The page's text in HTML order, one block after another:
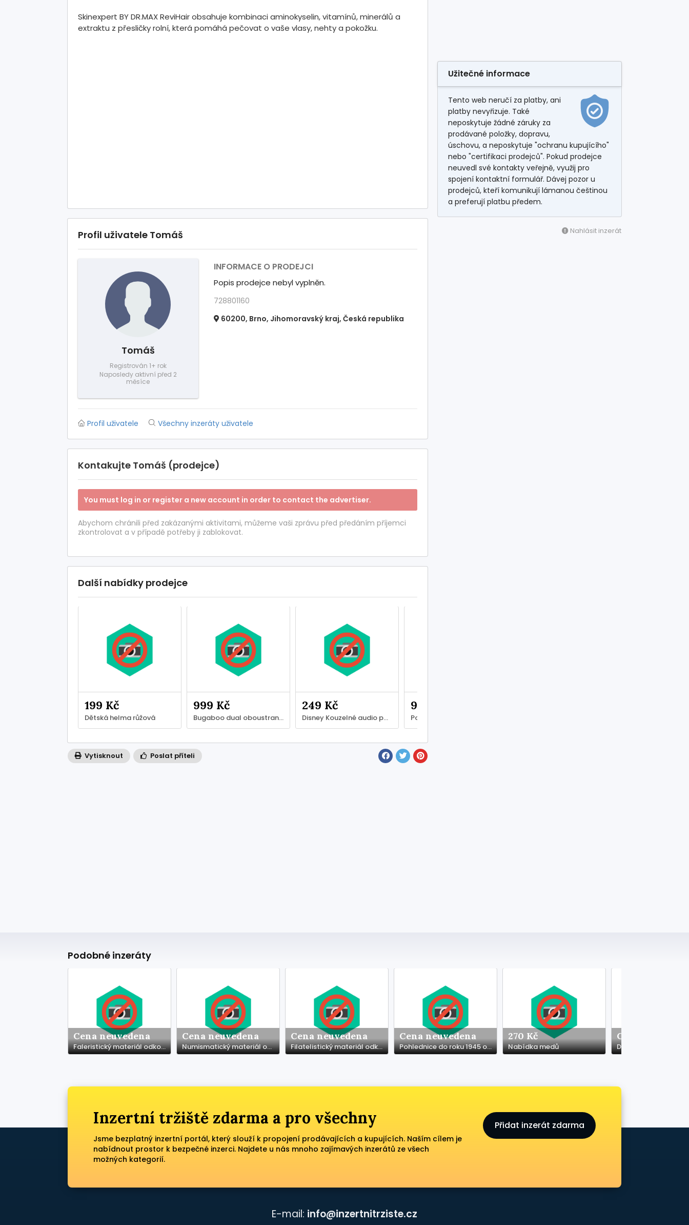
Skinexpert BY DR.MAX ReviHair obsahuje kombinaci aminokyselin, vitamínů, minerálů a
extraktu z přesličky rolní, která pomáhá pečovat o vaše vlasy, nehty a pokožku.
Profil uživatele Tomáš
Tomáš
Registrován 1+ rok
Naposledy aktivní před 2
měsíce
INFORMACE O PRODEJCI
Popis prodejce nebyl vyplněn.
728801160
60200, Brno, Jihomoravský kraj, Česká republika
Profil uživatele Všechny inzeráty uživatele
Kontakujte Tomáš (prodejce)
You must log in or register a new account in order to contact the advertiser.
Abychom chránili před zakázanými aktivitami, můžeme vaši zprávu před předáním příjemci
zkontrolovat a v případě potřeby ji zablokovat.
Další nabídky prodejce
199 Kč
Dětská helma růžová
999 Kč
Bugaboo dual oboustranná vložka do kočárku Morning pink
249 Kč
Disney Kouzelné audio pohádky - repráček + figurka + SDkarta
999 Kč
Potřebujete nový web?
Vytisknout Poslat příteli
Užitečné informace
Tento web neručí za platby, ani
platby nevyřizuje. Také
neposkytuje žádné záruky za
prodávané položky, dopravu,
úschovu, a neposkytuje "ochranu kupujícího"
nebo "certifikaci prodejců". Pokud prodejce
neuvedl své kontakty veřejně, využij pro
spojení kontaktní formulář. Dávej pozor u
prodejců, kteří komunikují lámanou češtinou
a preferují platbu předem.
Nahlásit inzerát
Podobné inzeráty
Cena neuvedena
Faleristický materiál odkoupím hotově za katalogové ceny
Cena neuvedena
Numismatický materiál odkoupím hotově za katalogové ceny
Cena neuvedena
Filatelistický materiál odkoupím hotově za katalogové ceny
Cena neuvedena
Pohlednice do roku 1945 odkoupím hotově
270 Kč
Nabídka medů
Cena
Inzertní tržiště zdarma a pro všechny
Jsme bezplatný inzertní portál, který slouží k propojení prodávajících a kupujících. Naším cílem je
nabídnout prostor k bezpečné inzerci. Najdete u nás mnoho zajímavých inzerátů ze všech
možných kategorií.
Přidat inzerát zdarma
E-mail: info@inzertnitrziste.cz